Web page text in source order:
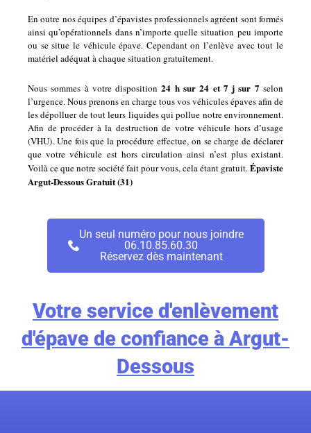
En outre nos équipes d’épavistes professionnels agréent sont formés
ainsi qu’opérationnels dans n’importe quelle situation peu importe
ou se situe le véhicule épave. Cependant on l’enlève avec tout le
matériel adéquat à chaque situation gratuitement.
Nous sommes à votre disposition24 h sur 24 et 7 j sur 7 selon
l’urgence. Nous prenons en charge tous vos véhicules épaves afin de
les dépolluer de tout leurs liquides qui pollue notre environnement.
Afin de procéder à la destruction de votre véhicule hors d’usage
(VHU). Une fois que la procédure effectue, on se charge de déclarer
que votre véhicule est hors circulation ainsi n’est plus existant.
Voilà ce que notre société fait pour vous, cela étant gratuit.Épaviste
Argut-Dessous Gratuit (31)
Un seul numéro pour nous joindre
06.10.85.60.30
Réservez dès maintenant
Votre service d'enlèvement
d'épave de confiance à Argut-
Dessous